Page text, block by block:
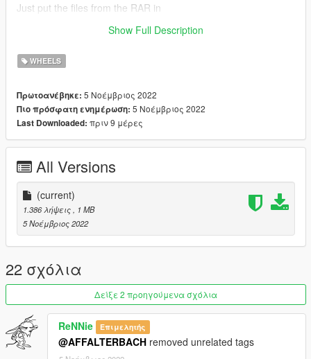
Just put the files from the RAR in
chday22ng/vehiclemods/wheels_mods.rpf
Show Full Description
WHEELS
Πρωτοανέβηκε: 5 Νοέμβριος 2022
Πιο πρόσφατη ενημέρωση: 5 Νοέμβριος 2022
Last Downloaded: πριν 9 μέρες
All Versions
(current)
1.386 λήψεις
, 1 MB
5 Νοέμβριος 2022
22 σχόλια
Δείξε 2 προηγούμενα σχόλια
ReNNie Επιμελητής
@AFFALTERBACH removed unrelated tags